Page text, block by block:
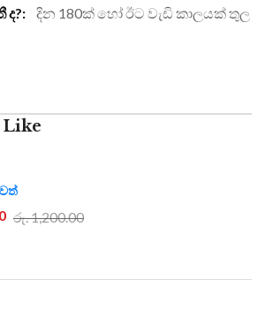
දින 180ක් හෝ ඊට වැඩි කාලයක් තුල
Like
රු. 1,200.00